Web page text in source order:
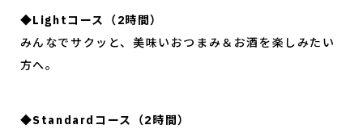
◆Lightコース（2時間）
みんなでサクッと、美味いおつまみ＆お酒を楽しみたい
方へ。
◆Standardコース（2時間）